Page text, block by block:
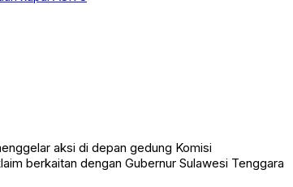
aksi di depan gedung Komisi
berkaitan dengan Gubernur Sulawesi Tenggara